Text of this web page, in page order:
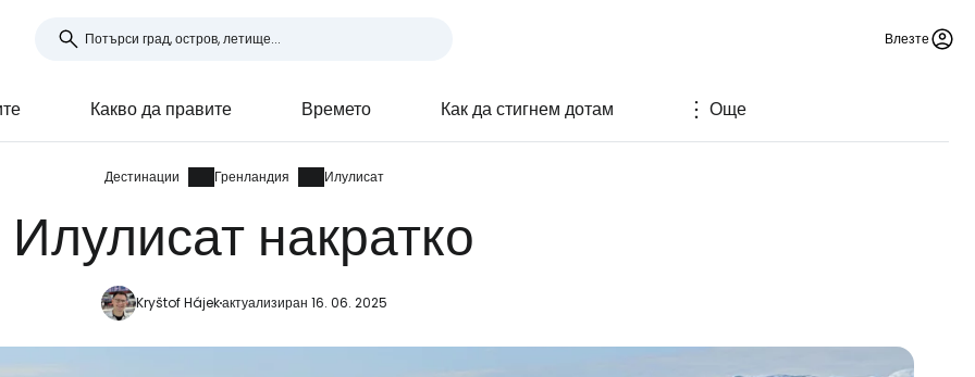
Влезте
Какво да правите Времето Как да стигнем дотам Още
Дестинации Гренландия Илулисат
Илулисат накратко
Kryštof Hájekактуализиран 16. 06. 2025